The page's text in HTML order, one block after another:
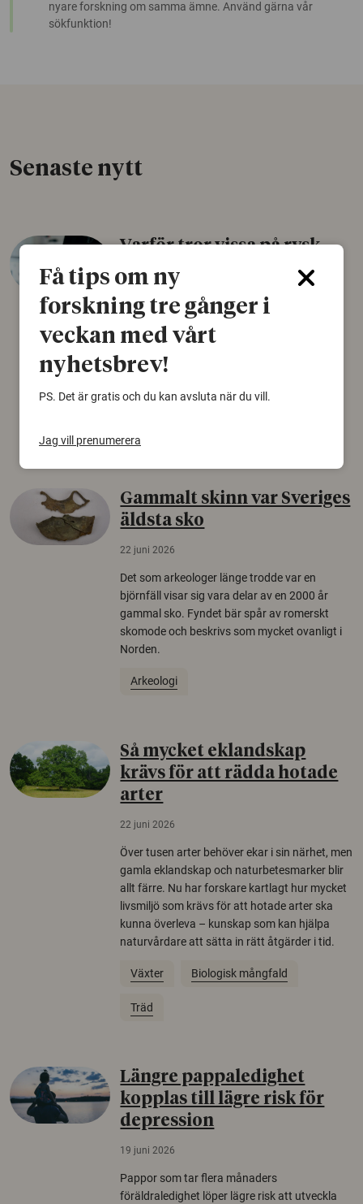
nyare forskning om samma ämne. Använd gärna vår
sökfunktion!
Senaste nytt
Varför tror vissa på rysk
desinformation?
30 juli 2026
Personer som är mer benägna att tro på
konspirationsteorier är ofta mer mottagliga
för rysk desinformation. Det visar en studie
europeiska länder.
Gammalt skinn var Sveriges
äldsta sko
22 juni 2026
Det som arkeologer länge trodde var en
björnfäll visar sig vara delar av en 2000 år
gammal sko. Fyndet bär spår av romerskt
skomode och beskrivs som mycket ovanligt i
Norden.
Arkeologi
Så mycket eklandskap
krävs för att rädda hotade
arter
22 juni 2026
Över tusen arter behöver ekar i sin närhet, men
gamla eklandskap och naturbetesmarker blir
allt färre. Nu har forskare kartlagt hur mycket
livsmiljö som krävs för att hotade arter ska
kunna överleva – kunskap som kan hjälpa
naturvårdare att sätta in rätt åtgärder i tid.
Växter Biologisk mångfald
Träd
Längre pappaledighet
kopplas till lägre risk för
depression
19 juni 2026
Pappor som tar flera månaders
föräldraledighet löper lägre risk att utveckla
Få tips om ny
forskning tre gånger i
veckan med vårt
nyhetsbrev!
PS. Det är gratis och du kan avsluta när du vill.
Jag vill prenumerera